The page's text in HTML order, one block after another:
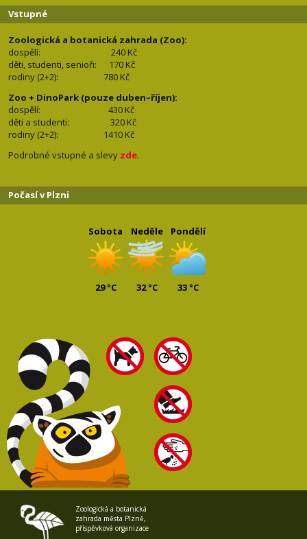
Vstupné
Zoologická a botanická zahrada (Zoo):
dospělí:
240 Kč
děti, studenti, senioři: 170 Kč
rodiny (2+2): 780 Kč
Zoo + DinoPark (pouze duben–říjen):
dospělí: 430 Kč
děti a studenti: 320 Kč
rodiny (2+2): 1410 Kč
Podrobné vstupné a slevy zde.
Počasí v Plzni
Sobota
29 °C
Neděle
32 °C
Pondělí
33 °C
Zoologická a botanická
zahrada města Plzně,
příspěvková organizace